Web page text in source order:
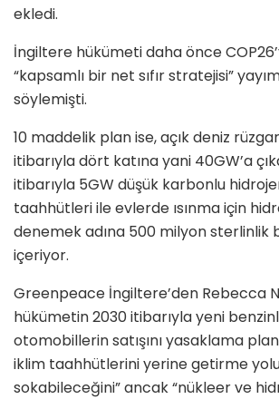
ekledi.
İngiltere hükümeti daha önce
“kapsamlı bir net sıfır stratejisi”
söylemişti.
10 maddelik plan ise, açık deniz
itibarıyla dört katına yani 40GW’a
itibarıyla 5GW düşük karbonlu
taahhütleri ile evlerde ısınma için
denemek adına 500 milyon sterlinlik
içeriyor.
Greenpeace İngiltere’den Rebecca
hükümetin 2030 itibarıyla yeni
otomobillerin satışını yasaklama
iklim taahhütlerini yerine getirme
sokabileceğini” ancak “nükleer ve